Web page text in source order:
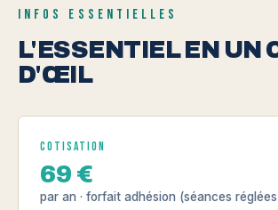
INFOS ESSENTIELLES
L'ESSENTIEL EN UN
D'ŒIL
Cotisation
69 €
par an · forfait adhésion (séances